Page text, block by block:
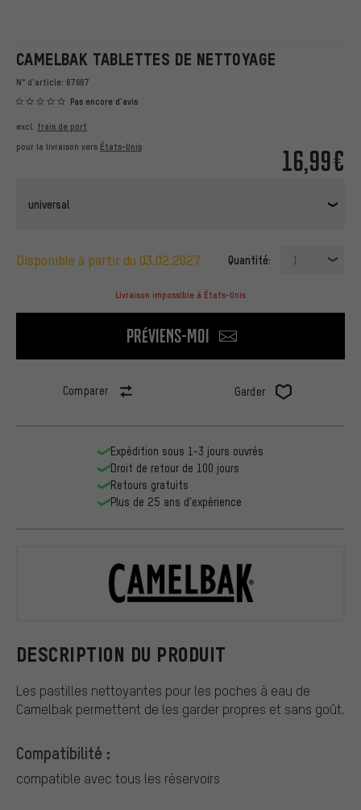
CAMELBAK TABLETTES DE NETTOYAGE
N° d'article: 67667
Pas encore d'avis
16,99€
excl. frais de port
pour la livraison vers États-Unis
universal
disponible à partir du 03.02.2027 Quantité: 1
Livraison impossible à États-Unis
Préviens-moi
Comparer Garder
DESCRIPTION DU PRODUIT
Les pastilles nettoyantes pour les poches à eau de
Camelbak permettent de les garder propres et sans goût.
Compatibilité :
compatible avec tous les réservoirs
Expédition sous 1-3 jours ouvrés
Droit de retour de 100 jours
Retours gratuits
Plus de 25 ans d'expérience
Camelbak